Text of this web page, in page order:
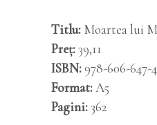
Titlu Moartea lui
Preț 39,11
ISBN 978-606-647-
Format A5
Pagini 362